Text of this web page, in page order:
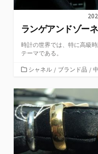
ランゲアンドゾー
時計の世界では、特に高級
テーマである。
カ
ゴ
リ
ー
シャネル / ブランド品 /